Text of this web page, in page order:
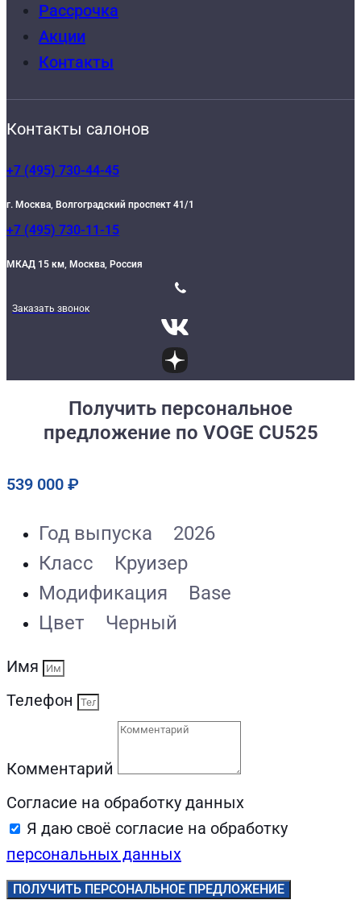
Рассрочка
Акции
Контакты
Контакты салонов
+7 (495) 730-44-45
г. Москва, Волгоградский проспект 41/1
+7 (495) 730-11-15
МКАД 15 км, Москва, Россия
Заказать звонок
Получить персональное
предложение по VOGE CU525
539 000 ₽
Год выпуска
2026
Класс
Круизер
Модификация
Base
Цвет
Черный
Имя
Телефон
Комментарий
Согласие на обработку данных
Я даю своё согласие на обработку
персональных данных
ПОЛУЧИТЬ ПЕРСОНАЛЬНОЕ ПРЕДЛОЖЕНИЕ